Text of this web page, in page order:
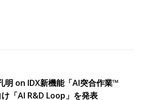
明 on IDX新機能「AI突合作業™︎
「AI R&D Loop」を発表